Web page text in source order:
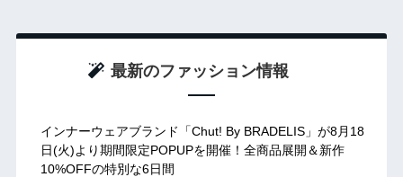
最新のファッション情報
インナーウェアブランド「Chut! By BRADELIS」が8月18
日(火)より期間限定POPUPを開催！全商品展開＆新作
10%OFFの特別な6日間